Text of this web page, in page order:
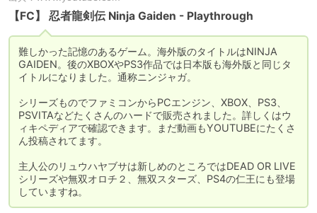
【FC】 忍者龍剣伝 Ninja Gaiden - Playthrough
難しかった記憶のあるゲーム。海外版のタイトルはNINJA
GAIDEN。後のXBOXやPS3作品では日本版も海外版と同じタ
イトルになりました。通称ニンジャガ。
シリーズものでファミコンからPCエンジン、XBOX、PS3、
PSVITAなどたくさんのハードで販売されました。詳しくはウ
ィキペディアで確認できます。まだ動画もYOUTUBEにたくさ
ん投稿されてます。
主人公のリュウハヤブサは新しめのところではDEAD OR LIVE
シリーズや無双オロチ２、無双スターズ、PS4の仁王にも登場